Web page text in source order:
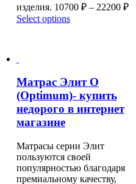
изделия. 10700 ₽– 22200 ₽
Select options
Матрас Элит O
(Optimum)- купить
недорого в интернет
магазине
Матрасы серии Элит
пользуются своей
популярностью благодаря
премиальному качеству,